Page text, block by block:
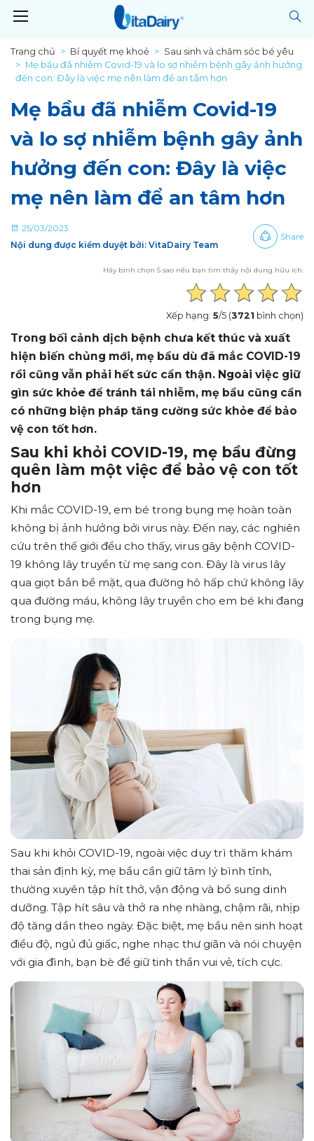
Trang chủ Bí quyết mẹ khoẻ
Sau sinh và chăm sóc bé yêu
Mẹ bầu đã nhiễm Covid-19 và lo sợ nhiễm bệnh gây ảnh hưởng
đến con: Đây là việc mẹ nên làm để an tâm hơn
Mẹ bầu đã nhiễm Covid-19
và lo sợ nhiễm bệnh gây ảnh
hưởng đến con: Đây là việc
mẹ nên làm để an tâm hơn
25/03/2023
Nội dung được kiểm duyệt bởi: VitaDairy Team
Share
Hãy bình chọn 5 sao nếu bạn tìm thấy nội dung hữu ích.
Xếp hạng: 5/5 (3721 bình chọn)
Trong bối cảnh dịch bệnh chưa kết thúc và xuất
hiện biến chủng mới, mẹ bầu dù đã mắc COVID-19
rồi cũng vẫn phải hết sức cẩn thận. Ngoài việc giữ
gìn sức khỏe để tránh tái nhiễm, mẹ bầu cũng cần
có những biện pháp tăng cường sức khỏe để bảo
vệ con tốt hơn.
Sau khi khỏi COVID-19, mẹ bầu đừng
quên làm một việc để bảo vệ con tốt
hơn
Khi mắc COVID-19, em bé trong bụng mẹ hoàn toàn
không bị ảnh hưởng bởi virus này. Đến nay, các nghiên
cứu trên thế giới đều cho thấy, virus gây bệnh COVID-
19 không lây truyền từ mẹ sang con. Đây là virus lây
qua giọt bắn bề mặt, qua đường hô hấp chứ không lây
qua đường máu, không lây truyền cho em bé khi đang
trong bụng mẹ.
Sau khi khỏi COVID-19, ngoài việc duy trì thăm khám
thai sản định kỳ, mẹ bầu cần giữ tâm lý bình tĩnh,
thường xuyên tập hít thở, vận động và bổ sung dinh
dưỡng. Tập hít sâu và thở ra nhẹ nhàng, chậm rãi, nhịp
độ tăng dần theo ngày. Đặc biệt, mẹ bầu nên sinh hoạt
điều độ, ngủ đủ giấc, nghe nhạc thư giãn và nói chuyện
với gia đình, bạn bè để giữ tinh thần vui vẻ, tích cực.